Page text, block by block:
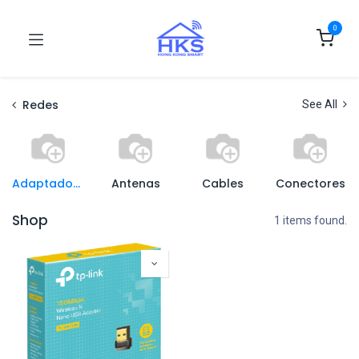
0
Redes See All
Adaptadores de Red Antenas Cables Conectores
Shop 1 items found.